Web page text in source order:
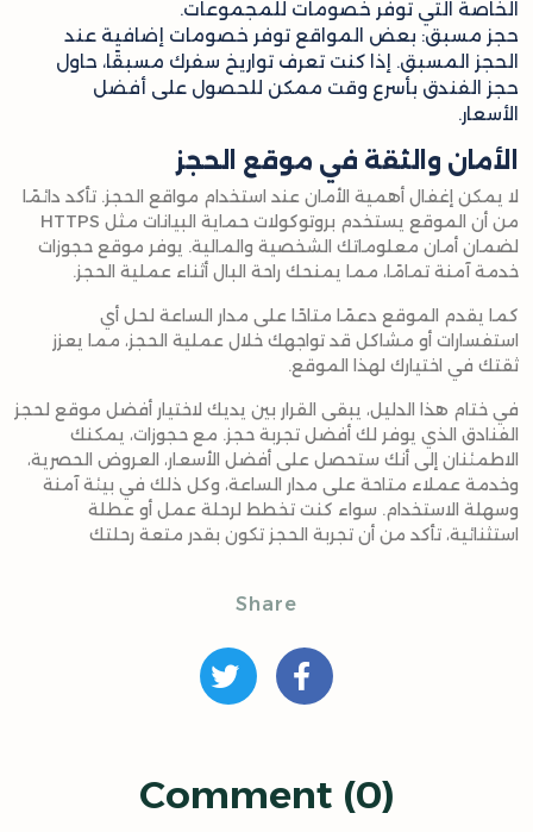
الخاصة التي توفر خصومات للمجموعات.
حجز مسبق: بعض المواقع توفر خصومات إضافية عند
الحجز المسبق. إذا كنت تعرف تواريخ سفرك مسبقًا، حاول
حجز الفندق بأسرع وقت ممكن للحصول على أفضل
الأسعار.
الأمان والثقة في موقع الحجز
لا يمكن إغفال أهمية الأمان عند استخدام مواقع الحجز. تأكد دائمًا
من أن الموقع يستخدم بروتوكولات حماية البيانات مثل HTTPS
لضمان أمان معلوماتك الشخصية والمالية. يوفر موقع حجوزات
خدمة آمنة تمامًا، مما يمنحك راحة البال أثناء عملية الحجز.
كما يقدم الموقع دعمًا متاحًا على مدار الساعة لحل أي
استفسارات أو مشاكل قد تواجهك خلال عملية الحجز، مما يعزز
ثقتك في اختيارك لهذا الموقع.
في ختام هذا الدليل، يبقى القرار بين يديك لاختيار أفضل موقع لحجز
الفنادق الذي يوفر لك أفضل تجربة حجز. مع حجوزات، يمكنك
الاطمئنان إلى أنك ستحصل على أفضل الأسعار، العروض الحصرية،
وخدمة عملاء متاحة على مدار الساعة، وكل ذلك في بيئة آمنة
وسهلة الاستخدام. سواء كنت تخطط لرحلة عمل أو عطلة
استثنائية، تأكد من أن تجربة الحجز تكون بقدر متعة رحلتك
Share
Comment (0)